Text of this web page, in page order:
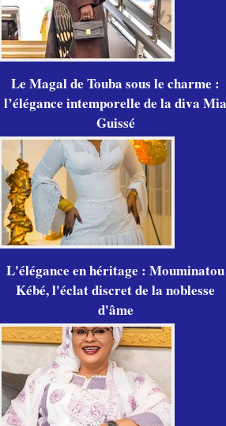
Le Magal de Touba sous le charme :
l’élégance intemporelle de la diva Mia
Guissé
L'élégance en héritage : Mouminatou
Kébé, l'éclat discret de la noblesse
d'âme